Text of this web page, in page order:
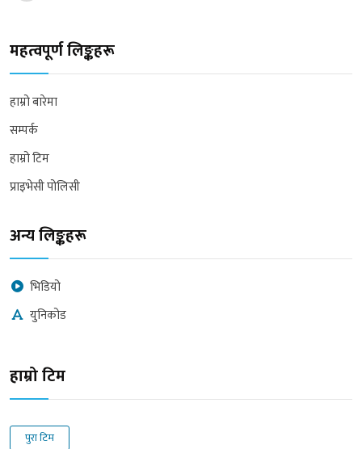
महत्वपूर्ण लिङ्कहरू
हाम्रो बारेमा
सम्पर्क
हाम्रो टिम
प्राइभेसी पोलिसी
अन्य लिङ्कहरू
भिडियो
युनिकोड
हाम्रो टिम
पुरा टिम